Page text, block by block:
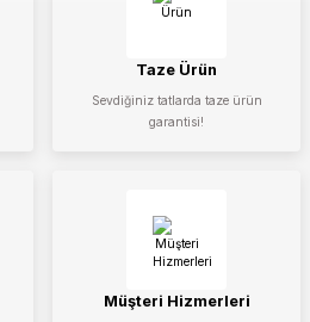
Taze Ürün
Sevdiğiniz tatlarda taze ürün
garantisi!
Müşteri Hizmerleri